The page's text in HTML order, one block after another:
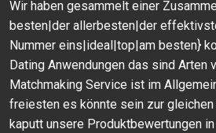
Wir haben gesammelt einer
besten|der allerbesten|der
Nummer eins|ideal|top|am besten}
Dating Anwendungen das sind Arten
Matchmaking Service ist im
freiesten es könnte sein zur gleichen
kaputt unsere Produktbewertungen